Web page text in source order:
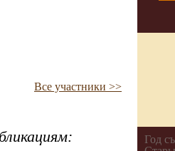
Все участники >>
Год